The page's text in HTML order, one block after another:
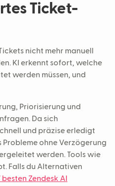
Ticket-
nicht mehr manuell
KI erkennt sofort, welche
werden müssen, und
Priorisierung und
Da sich
und präzise erledigt
Probleme ohne Verzögerung
werden. Tools wie
Falls du Alternativen
besten Zendesk AI